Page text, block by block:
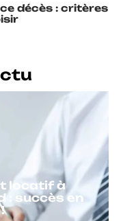
décès : critères
locatif à
: succès en